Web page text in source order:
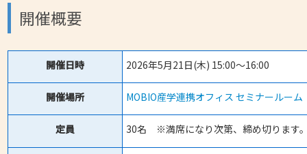
開催概要
開催日時 2026年5月21日(木) 15:00～16:00
開催場所 MOBIO産学連携オフィス セミナールー
定員 30名 ※満席になり次第、締め切ります